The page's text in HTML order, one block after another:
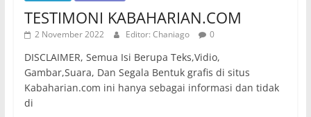
TESTIMONI KABAHARIAN.COM
2 November 2022 Editor: Chaniago 0
DISCLAIMER, Semua Isi Berupa Teks,Vidio,
Gambar,Suara, Dan Segala Bentuk grafis di situs
Kabaharian.com ini hanya sebagai informasi dan tidak
di